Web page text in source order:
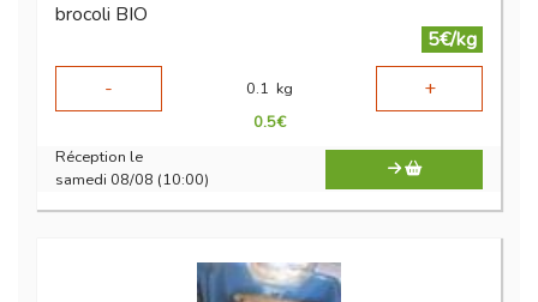
brocoli BIO
5€/kg
-
0.1 kg +
0.5€
Réception le
samedi 08/08 (10:00)